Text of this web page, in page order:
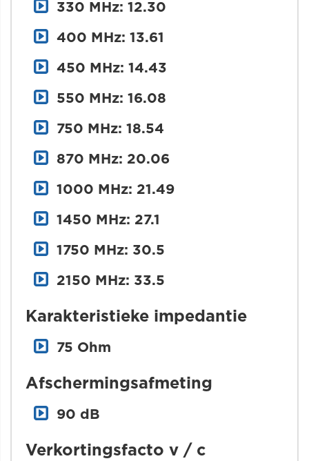
330 MHz: 12.30
400 MHz: 13.61
450 MHz: 14.43
550 MHz: 16.08
750 MHz: 18.54
870 MHz: 20.06
1000 MHz: 21.49
1450 MHz: 27.1
1750 MHz: 30.5
2150 MHz: 33.5
Karakteristieke impedantie
75 Ohm
Afschermingsafmeting
90 dB
Verkortingsfacto v / c